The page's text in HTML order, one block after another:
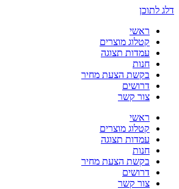
דלג לתוכן
ראשי
קטלוג מוצרים
עמדות תצוגה
חנות
בקשת הצעת מחיר
דרושים
צור קשר
ראשי
קטלוג מוצרים
עמדות תצוגה
חנות
בקשת הצעת מחיר
דרושים
צור קשר